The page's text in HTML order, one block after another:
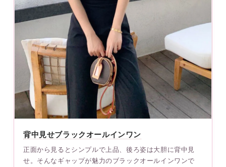
背中見せブラックオールインワン
正面から見るとシンプルで上品、後ろ姿は大胆に背中見
せ。そんなギャップが魅力のブラックオールインワンで